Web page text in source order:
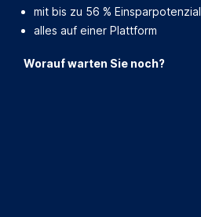
mit bis zu 56 % Einsparpotenzial
alles auf einer Plattform
Worauf warten Sie noch?